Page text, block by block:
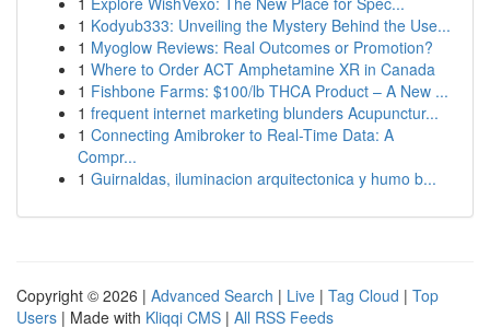
1 Kodyub333: Unveiling the Mystery Behind the Use...
1 Myoglow Reviews: Real Outcomes or Promotion?
1 Where to Order ACT Amphetamine XR in Canada
1 Fishbone Farms: $100/lb THCA Product – A New ...
1 frequent internet marketing blunders Acupunctur...
1 Connecting Amibroker to Real-Time Data: A
Compr...
1 Guirnaldas, iluminacion arquitectonica y humo b...
Copyright © 2026 | Advanced Search | Live | Tag Cloud | Top
Users | Made with Kliqqi CMS | All RSS Feeds